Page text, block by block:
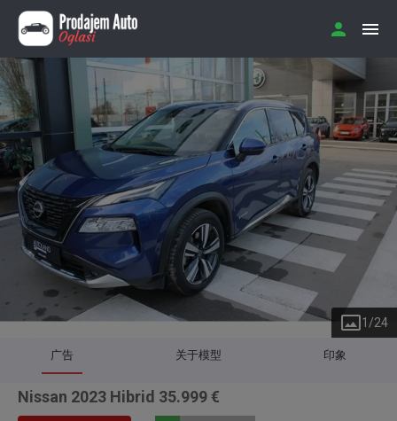
1 /24
广告 关于模型 印象
Nissan 2023 Hibrid 35.999 €